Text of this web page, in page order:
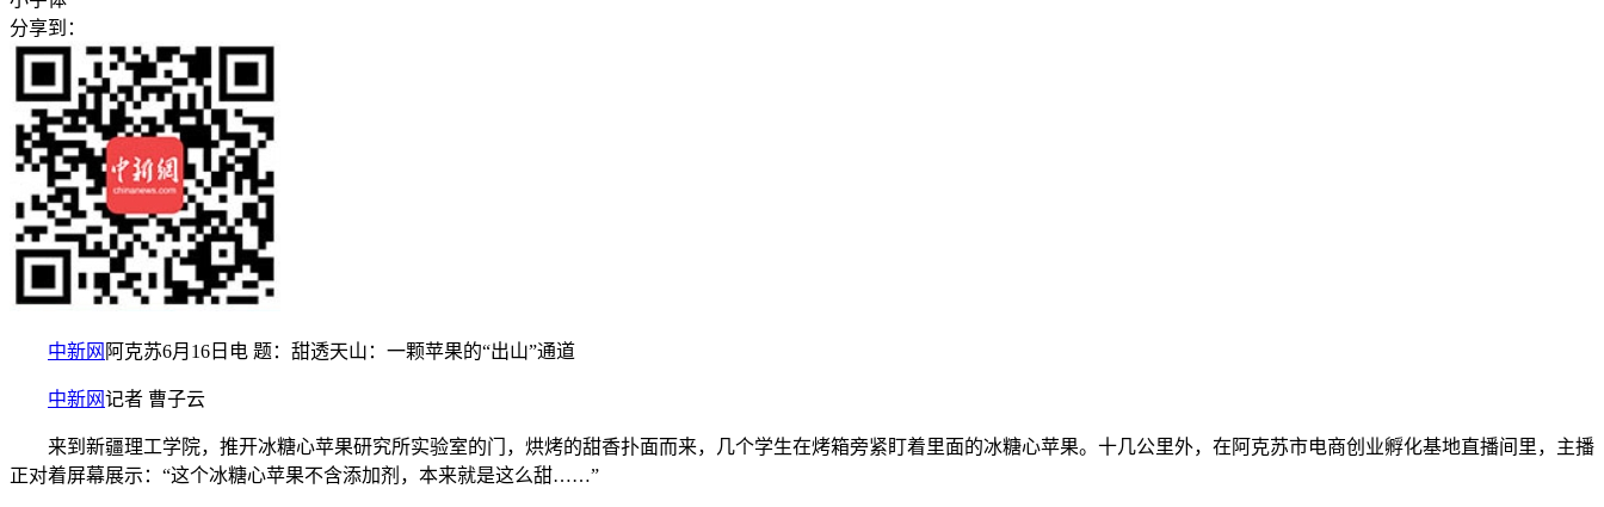
分享到：
中新网 阿克苏6月16日电 题：甜透天山：一颗苹果的“出山”通道
中新网记者 曹子云
来到新疆理工学院，推开冰糖心苹果研究所实验室的门，烘烤的甜香扑面而来，几个学生在烤箱旁紧盯着里面的冰糖心苹果。十几公里外，在阿克苏市电商创业孵化基地直播间里，主播
正对着屏幕展示：“这个冰糖心苹果不含添加剂，本来就是这么甜……”